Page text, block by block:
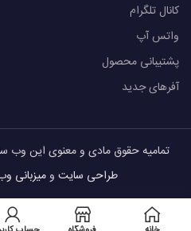
کانال تلگرام
واتس آپ
پشتیبانی محصول
آفرهای جدید
تمامیه حقوق مادی و معنوی این وب
طراحی سایت ومیزبانی